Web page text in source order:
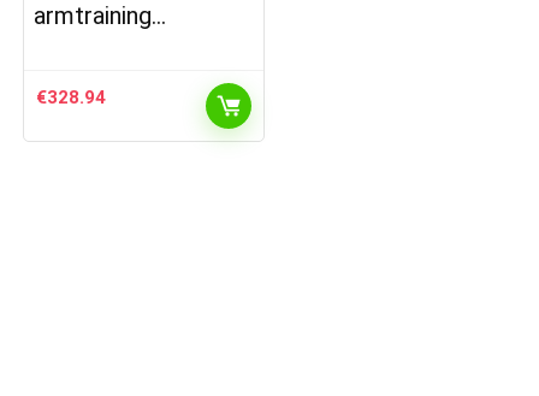
armtraining…
€328.94